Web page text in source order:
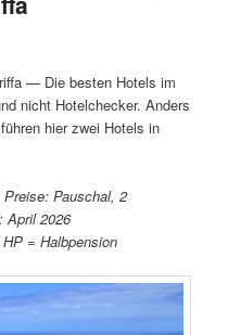
— Die besten Hotels im
nicht Hotelchecker. Anders
hier zwei Hotels in
Pauschal, 2
April 2026
= Halbpension